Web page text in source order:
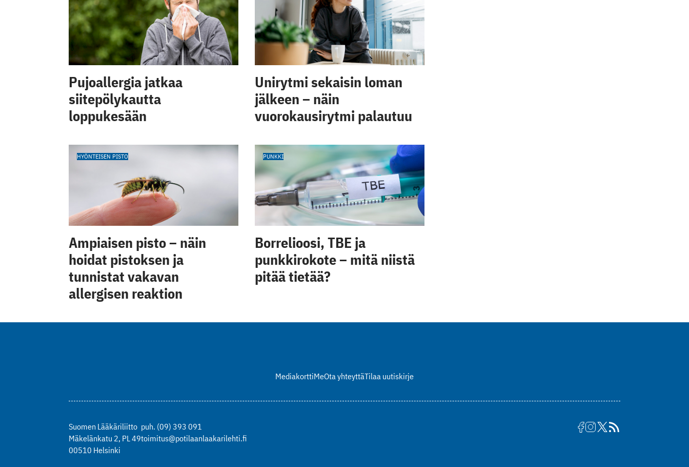
Pujoallergia jatkaa
siitepölykautta
loppukesään
Unirytmi sekaisin loman
jälkeen – näin
vuorokausirytmi palautuu
HYÖNTEISEN PISTO
Ampiaisen pisto – näin
hoidat pistoksen ja
tunnistat vakavan
allergisen reaktion
PUNKKI
Borrelioosi, TBE ja
punkkirokote – mitä niistä
pitää tietää?
MediakorttiMeOta yhteyttäTilaa uutiskirje
Suomen Lääkäriliitto
Mäkelänkatu 2, PL 49
00510 Helsinki
puh. (09) 393 091
toimitus@potilaanlaakarilehti.fi